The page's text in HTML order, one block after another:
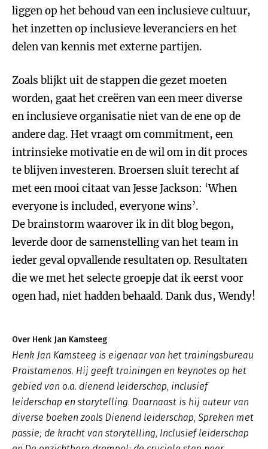
liggen op het behoud van een inclusieve cultuur,
het inzetten op inclusieve leveranciers en het
delen van kennis met externe partijen.
Zoals blijkt uit de stappen die gezet moeten
worden, gaat het creëren van een meer diverse
en inclusieve organisatie niet van de ene op de
andere dag. Het vraagt om commitment, een
intrinsieke motivatie en de wil om in dit proces
te blijven investeren. Broersen sluit terecht af
met een mooi citaat van Jesse Jackson: ‘When
everyone is included, everyone wins’.
De brainstorm waarover ik in dit blog begon,
leverde door de samenstelling van het team in
ieder geval opvallende resultaten op. Resultaten
die we met het selecte groepje dat ik eerst voor
ogen had, niet hadden behaald. Dank dus, Wendy!
Over Henk Jan Kamsteeg
Henk Jan Kamsteeg is eigenaar van het trainingsbureau
Proistamenos. Hij geeft trainingen en keynotes op het
gebied van o.a. dienend leiderschap, inclusief
leiderschap en storytelling. Daarnaast is hij auteur van
diverse boeken zoals Dienend leiderschap, Spreken met
passie; de kracht van storytelling, Inclusief leiderschap